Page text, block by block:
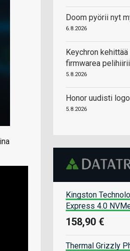
Doom pyörii nyt
6.8.2026
Keychron
firmwarea
5.8.2026
Honor uudisti
5.8.2026
Kingston
Express 4.0
158,90 €
Thermal Grizzly